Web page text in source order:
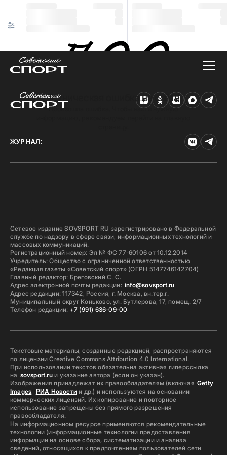
Техническая ошибка на сайте
Произошла ошибка. Чтобы найти нужную
ЖУРНАЛ:
Сетевое издание SOVSPORT RU зарегистрировано в Федеральной
службе по надзору в сфере связи, информационных технологий и
массовых коммуникаций.
Регистрационный номер: Эл № ФС 77-60106 от 10.12.2014
Учредитель: Общество с ограниченной ответственностью
«Редакция газеты «Советский спорт» (ОГРН 5147746142704)
Главный редактор: Бреговский С. С.
Адрес электронной почты редакции: info@sovsport.ru
Адрес редакции: 117342, Россия, г. Москва, вн.тер.г.
Муниципальный округ Коньково, ул. Бутлерова, 17, помещ. 2/7
Телефон редакции: +7 (991) 636-09-00
Текстовые материалы, созданные редакцией, распространяются
по лицензии Creative Commons Attribution 4.0 International.
При использовании текстов обязательна активная гиперссылка
на sovsport.ruи указание автора (если он указан).
Изображения принадлежат их правообладателям (включая Getty
Images, РИА Новостии др.) и используются на основании
коммерческих лицензий. Их копирование и повторное
использование запрещены без прямого разрешения
правообладателя.
На информационном ресурсе применяются рекомендательные
технологии (информационные технологии предоставления
информации на основе сбора, систематизации и анализа
сведений, относящихся к предпочтениям пользователей сети